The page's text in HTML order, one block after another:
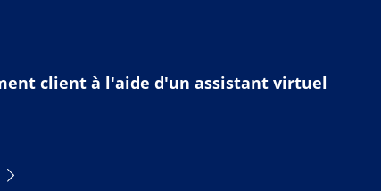
client à l'aide d'un assistant virtuel